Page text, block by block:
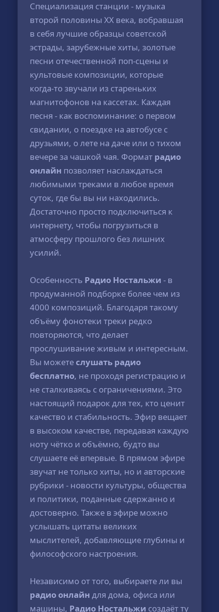
Специализация станции - музыка
второй половины XX века, вобравшая
в себя лучшие образцы советской
эстрады, зарубежные хиты, золотые
песни отечественной поп-сцены и
культовые композиции, которые
когда-то звучали из стареньких
магнитофонов на кассетах. Каждая
песня - как воспоминание: о первом
свидании, о поездке на автобусе с
друзьями, о лете на даче или о тихом
вечере за чашкой чая. Формат радио
онлайн позволяет наслаждаться
любимыми треками в любое время
суток, где бы вы ни находились.
Достаточно просто подключиться к
интернету, чтобы погрузиться в
атмосферу прошлого без лишних
усилий.
Особенность Радио Ностальжи - в
продуманной подборке более чем из
4000 композиций. Благодаря такому
объёму фонотеки треки редко
повторяются, что делает
прослушивание живым и интересным.
Вы можете слушать радио
бесплатно, не проходя регистрацию и
не сталкиваясь с ограничениями. Это
настоящий подарок для тех, кто ценит
качество и стабильность. Эфир вещает
в высоком качестве, передавая каждую
ноту чётко и объёмно, будто вы
слушаете её впервые. В прямом эфире
звучат не только хиты, но и авторские
рубрики - новости культуры, общества
и политики, поданные сдержанно и
достоверно. Также в эфире можно
услышать цитаты великих
мыслителей, добавляющие глубины и
философского настроения.
Независимо от того, выбираете ли вы
радио онлайн для дома, офиса или
машины, Радио Ностальжи создаёт ту